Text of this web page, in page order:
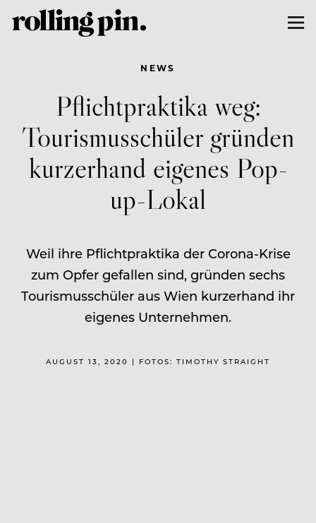
NEWS
Pflichtpraktika weg:
Tourismusschüler gründen
kurzerhand eigenes Pop-
up-Lokal
Weil ihre Pflichtpraktika der Corona-Krise
zum Opfer gefallen sind, gründen sechs
Tourismusschüler aus Wien kurzerhand ihr
eigenes Unternehmen.
AUGUST 13, 2020 | FOTOS: TIMOTHY STRAIGHT